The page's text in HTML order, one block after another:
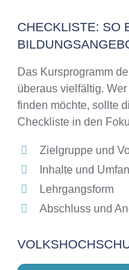
CHECKLISTE: SO
Das Kursprogramm
überaus vielfältig.
finden möchte, sollte
Checkliste in den
Zielgruppe und
Inhalte und
Lehrgangsform
Abschluss und